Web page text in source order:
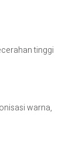
tinggi
warna,